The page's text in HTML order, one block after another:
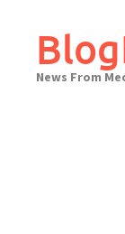
content
News From